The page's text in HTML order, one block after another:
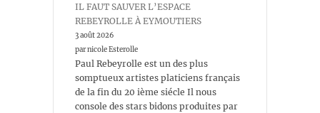
IL FAUT SAUVER L’ESPACE
REBEYROLLE À EYMOUTIERS
3 août 2026
par nicole Esterolle
Paul Rebeyrolle est un des plus
somptueux artistes platiciens français
de la fin du 20 ième siécle Il nous
console des stars bidons produites par